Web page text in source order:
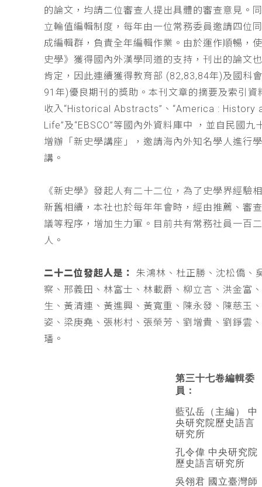
的論文，均請二位審查人提出具體的審查意見。
立輪值編輯制度，每年由一位常務委員邀請四位
成編輯群，負責全年編輯作業。由於運作順暢，
史學》獲得國內外漢學同道的支持，刊出的論文
肯定，因此連續獲得教育部 (82,83,84年)及國科
91年)優良期刊的獎助。本刊文章的摘要及索引資
收入“Historical Abstracts”、“America : History
Life”及“EBSCO”等國內外資料庫中 ，並自民國九
增辦「新史學講座」，邀請海內外知名學人進行
講。
《新史學》發起人有二十二位，為了史學界經驗
新舊相續，本社也於每年年會時，經由推薦、審
議等程序，增加生力軍。目前共有常務社員一百
人。
二十二位發起人是：
朱鴻林、杜正勝、沈松僑、
察、邢義田、林富士、林載爵、柳立言、洪金富
生、黃清連、黃進興、黃寬重、陳永發、陳慈玉
姿、梁庚堯、張彬村、張榮芳、劉增貴、劉錚雲
璠。
第三十七卷編輯委
員：
藍弘岳（主編） 中
央研究院歷史語言
研究所
孔令偉 中央研究院
歷史語言研究所
吳翎君 國立臺灣師